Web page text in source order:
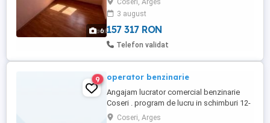
6
Si un alt apartament alaturat fara
imbunatatiri cu toate utilitatile plus teren
260 mp la ...
Coseri, Arges
3 august
157 317 RON
Telefon validat
9 operator benzinarie
Angajam lucrator comercial benzinarie
Coseri . program de lucru in schimburi 12-
24,12-48.(munca in ture de noapte si
Coseri, Arges